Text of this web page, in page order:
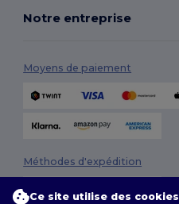
Notre entreprise
Moyens de paiement
Méthodes d'expédition
Ce site utilise des cookies